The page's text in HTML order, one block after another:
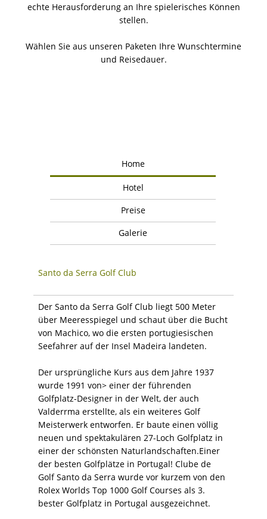
echte Herausforderung an Ihre spielerisches Können
stellen.
Wählen Sie aus unseren Paketen Ihre Wunschtermine
und Reisedauer.
Home
Hotel
Preise
Galerie
Santo da Serra Golf Club
Der Santo da Serra Golf Club liegt 500 Meter
über Meeresspiegel und schaut über die Bucht
von Machico, wo die ersten portugiesischen
Seefahrer auf der Insel Madeira landeten.
Der ursprüngliche Kurs aus dem Jahre 1937
wurde 1991 von> einer der führenden
Golfplatz-Designer in der Welt, der auch
Valderrma erstellte, als ein weiteres Golf
Meisterwerk entworfen. Er baute einen völlig
neuen und spektakulären 27-Loch Golfplatz in
einer der schönsten Naturlandschaften.Einer
der besten Golfplätze in Portugal! Clube de
Golf Santo da Serra wurde vor kurzem von den
Rolex Worlds Top 1000 Golf Courses als 3.
bester Golfplatz in Portugal ausgezeichnet.